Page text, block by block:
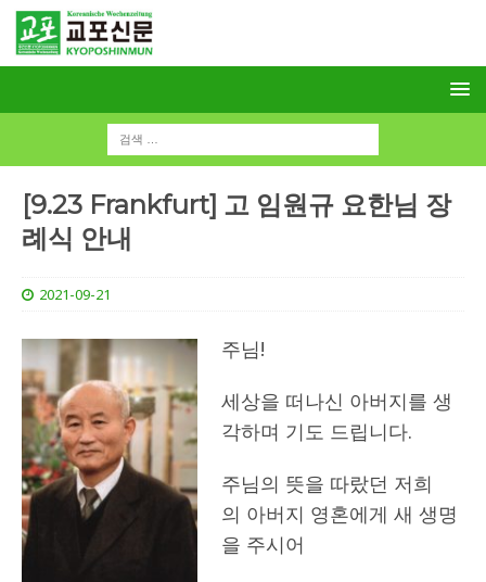
[9.23 Frankfurt] 고 임원규 요한님 장
례식 안내
2021-09-21
주님!
세상을 떠나신 아버지를 생
각하며 기도 드립니다.
주님의 뜻을 따랐던 저희
의 아버지 영혼에게 새 생명
을 주시어